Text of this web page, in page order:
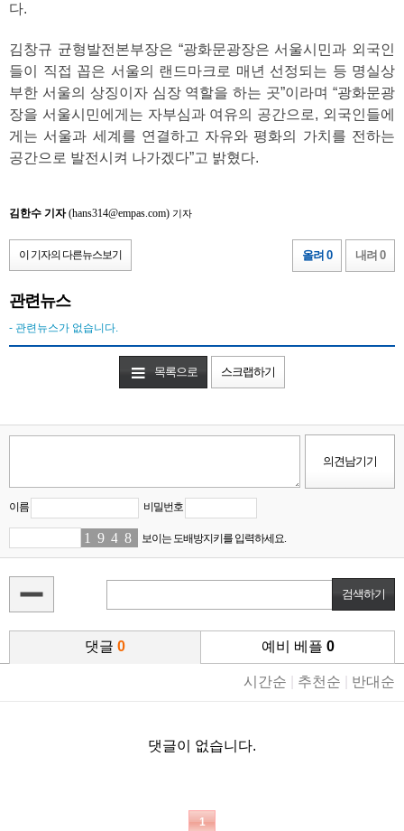
다.
김창규 균형발전본부장은 “광화문광장은 서울시민과 외국인
들이 직접 꼽은 서울의 랜드마크로 매년 선정되는 등 명실상
부한 서울의 상징이자 심장 역할을 하는 곳”이라며 “광화문광
장을 서울시민에게는 자부심과 여유의 공간으로, 외국인들에
게는 서울과 세계를 연결하고 자유와 평화의 가치를 전하는
공간으로 발전시켜 나가겠다”고 밝혔다.
김한수 기자(hans314@empas.com) 기자
이 기자의 다른뉴스보기 올려 0 내려 0
관련뉴스
- 관련뉴스가 없습니다.
목록으로 스크랩하기
이름 비밀번호
1 94 4 86 보이는 도배방지키를 입력하세요.
댓글 0 예비 베플 0
시간순 추천순 반대순
댓글이 없습니다.
1